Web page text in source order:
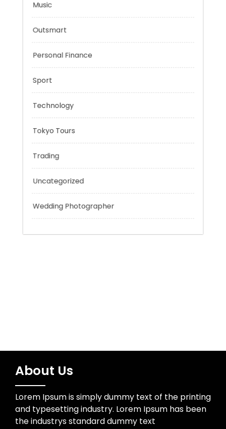
Mobility Aid
Outsmart
Personal Finance
Sport
Technology
About Us
Lorem Ipsum is simply dummy text of the printing
and typesetting industry. Lorem Ipsum has been
the industrys standard dummy text